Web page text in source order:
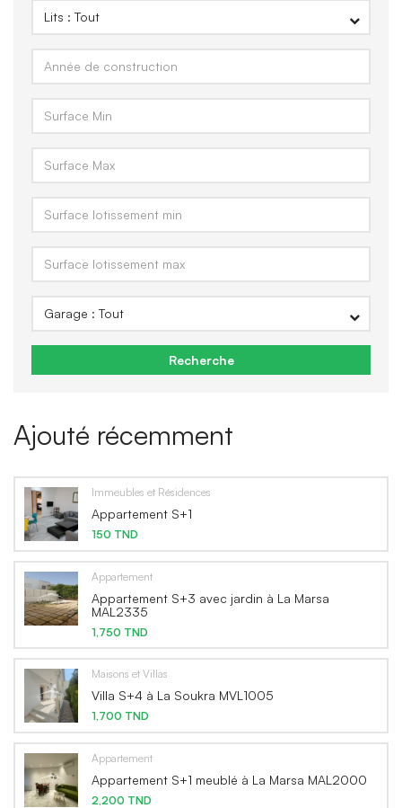
Recherche
Ajouté récemment
Immeubles et Résidences
Appartement S+1
150 TND
Appartement
Appartement S+3 avec jardin à La Marsa
MAL2335
1,750 TND
Maisons et Villas
Villa S+4 à La Soukra MVL1005
1,700 TND
Appartement
Appartement S+1 meublé à La Marsa MAL2000
2,200 TND